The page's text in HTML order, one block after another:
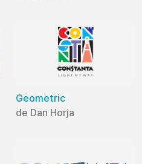
Geometric
de Dan Horja